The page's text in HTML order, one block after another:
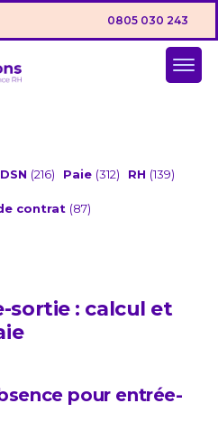
0805 030 243
DSN (216) Paie (312) RH (139)
contrat (87)
sortie : calcul et
pour entrée-